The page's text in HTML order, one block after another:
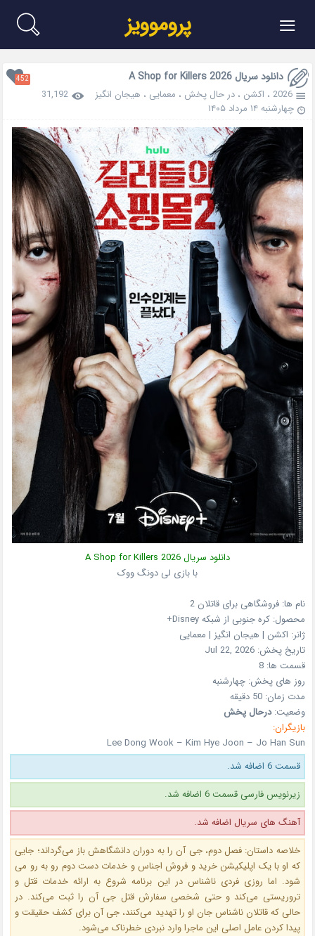
≡ پروموویز
دانلود سریال A Shop for Killers 2026 452
2026 ، اکشن ،در حال پخش ، معمایی ، هیجان انگیز
31,192
چهارشنبه ۱۴ مرداد ۱۴۰۵
دانلود سریال A Shop for Killers 2026
با بازی لی دونگ ووک
نام ها: فروشگاهی برای قاتلان 2
محصول:کره جنوبی از شبکهDisney+
ژانر: اکشن | هیجان انگیز | معمایی
تاریخ پخش: Jul 22, 2026
قسمت ها:8
روز های پخش: چهارشنبه
مدت زمان:50 دقیقه
وضعیت:درحال پخش
بازیگران:
Lee Dong Wook – Kim Hye Joon – Jo Han Sun
قسمت 6 اضافه شد.
زیرنویس فارسی قسمت 6 اضافه شد.
آهنگ های سریال اضافه شد.
خلاصه داستان: فصل دوم، جی‌ آن را به دوران دانشگاهش باز می‌گرداند؛ جایی
که او با یک اپلیکیشن خرید و فروش اجناس و خدمات دست‌ دوم رو به‌ رو می‌
شود. اما روزی فردی ناشناس در این برنامه شروع به ارائه خدمات قتل و
تروریستی می‌کند و حتی شخصی سفارش قتل جی‌ آن را ثبت می‌کند. در
حالی که قاتلان ناشناس جان او را تهدید می‌کنند، جی‌ آن برای کشف حقیقت و
پیدا کردن عامل اصلی این ماجرا وارد نبردی خطرناک می‌شود.